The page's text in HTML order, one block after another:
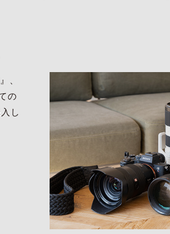
、
の
し